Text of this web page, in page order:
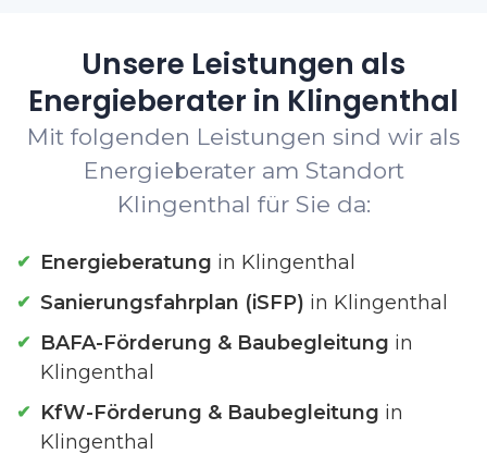
Unsere Leistungen als
Energieberater in Klingenthal
Mit folgenden Leistungen sind wir als
Energieberater am Standort
Klingenthal für Sie da:
Energieberatung in Klingenthal
Sanierungsfahrplan (iSFP) in Klingenthal
BAFA-Förderung & Baubegleitung in
Klingenthal
KfW-Förderung & Baubegleitung in
Klingenthal